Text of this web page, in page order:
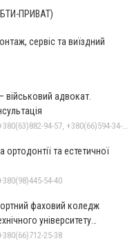
ПРИВАТ)
сервіс та виїздний
військовий адвокат.
ортодонтії та естетичної
54-40
фаховий коледж
університету
25-38